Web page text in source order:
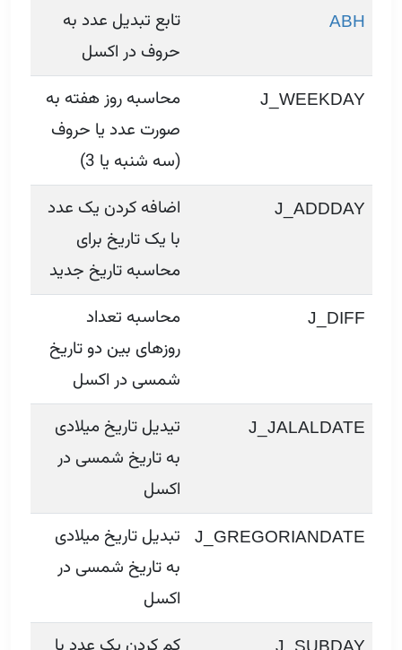
ABH
تابع تبدیل عدد به
حروف در اکسل
J_WEEKDAY
محاسبه روز هفته به
صورت عدد یا حروف
(سه شنبه یا 3)
J_ADDDAY
اضافه کردن یک عدد
با یک تاریخ برای
محاسبه تاریخ جدید
J_DIFF
محاسبه تعداد
روزهای بین دو تاریخ
شمسی در اکسل
J_JALALDATE
تیدیل تاریخ میلادی
به تاریخ شمسی در
اکسل
J_GREGORIANDATE
تبدیل تاریخ میلادی
به تاریخ شمسی در
اکسل
J_SUBDAY